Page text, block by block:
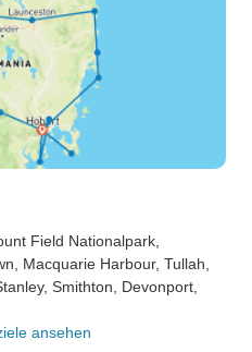
Field Nationalpark
, Macquarie Harbour, Tullah
, Smithton , Devonport
ansehen